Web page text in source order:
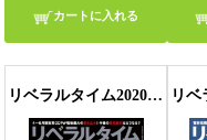
カートに入れる
リベラルタイム2020年11月号